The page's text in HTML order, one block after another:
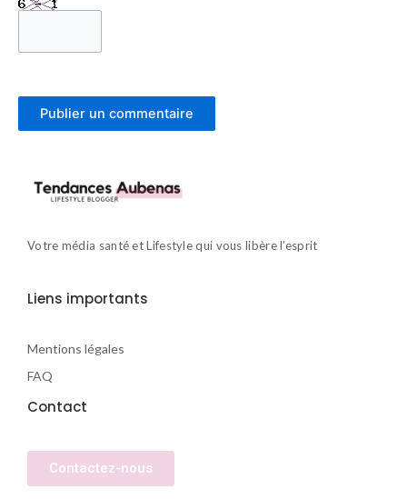
Votre média santé et Lifestyle qui vous libère l’esprit
Liens importants
Mentions légales
FAQ
Contact
Contactez-nous